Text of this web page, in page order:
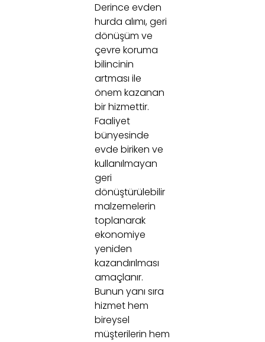
Derince evden
hurda alımı, geri
dönüşüm ve
çevre koruma
bilincinin
artması ile
önem kazanan
bir hizmettir.
Faaliyet
bünyesinde
evde biriken ve
kullanılmayan
geri
dönüştürülebilir
malzemelerin
toplanarak
ekonomiye
yeniden
kazandırılması
amaçlanır.
Bunun yanı sıra
hizmet hem
bireysel
müşterilerin hem